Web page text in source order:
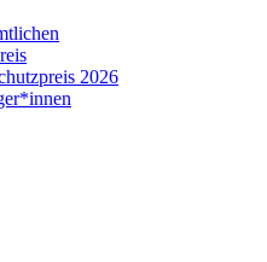
2026